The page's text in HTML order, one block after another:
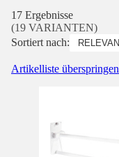
17 Ergebnisse
(19 VARIANTEN)
Sortiert nach:
Artikelliste überspringen